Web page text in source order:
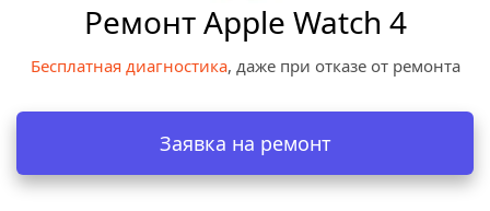
Ремонт Apple Watch 4
Бесплатная диагностика, даже при отказе от ремонта
Заявка на ремонт